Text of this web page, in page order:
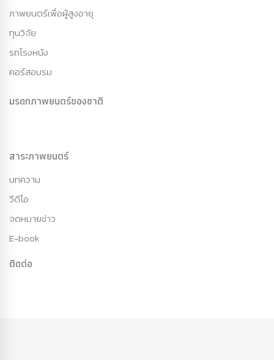
ภาพยนตร์เพื่อผู้สูงอายุ
ทุนวิจัย
รถโรงหนัง
คอร์สอบรม
มรดกภาพยนตร์ของชาติ
สาระภาพยนตร์
บทความ
วีดีโอ
จดหมายข่าว
E-book
ติดต่อ